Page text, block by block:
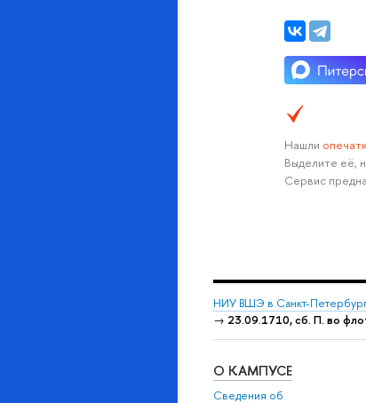
Нашли
Выделите её,
Сервис
НИУ ВШЭ в Санкт-
→ 23.09.1710, сб. П. во
О КАМПУСЕ
Сведения об